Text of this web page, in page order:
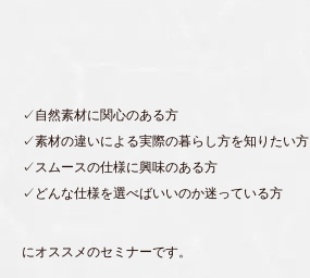
✓自然素材に関心のある方
✓素材の違いによる実際の暮らし方を知りたい方
✓スムースの仕様に興味のある方
✓どんな仕様を選べばいいのか迷っている方
にオススメのセミナーです。